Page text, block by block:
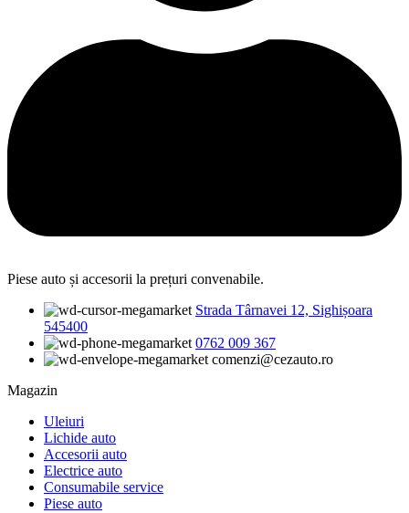
Piese auto și accesorii la prețuri convenabile.
Strada Târnavei 12, Sighișoara
545400
0762 009 367
comenzi@cezauto.ro
Magazin
Uleiuri
Lichide auto
Accesorii auto
Electrice auto
Consumabile service
Piese auto